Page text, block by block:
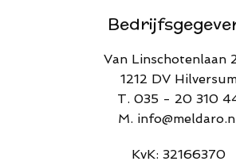
Van Linschotenlaan
1212 DV
T. 035 - 20 310
M.
​KvK: 32166370​